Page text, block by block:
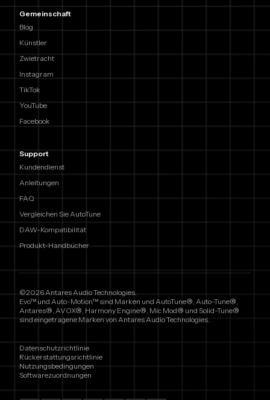
Gemeinschaft
Blog
Künstler
Zwietracht
Instagram
TikTok
YouTube
Facebook
Support
Kundendienst
Anleitungen
FAQ
Vergleichen Sie AutoTune
DAW-Kompatibilität
Produkt-Handbücher
©2026 Antares Audio Technologies.
Evo™ und Auto-Motion™ sind Marken und AutoTune®, Auto-Tune®,
Antares®, AVOX®, Harmony Engine®, Mic Mod® und Solid-Tune®
sind eingetragene Marken von Antares Audio Technologies.
Datenschutzrichtlinie
Rückerstattungsrichtlinie
Nutzungsbedingungen
Softwarezuordnungen